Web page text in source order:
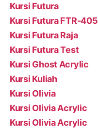
Kursi Futura
Kursi Futura FTR-405
Kursi Futura Raja
Kursi Futura Test
Kursi Ghost Acrylic
Kursi Kuliah
Kursi Olivia
Kursi Olivia Acrylic
Kursi Olivia Acrylic